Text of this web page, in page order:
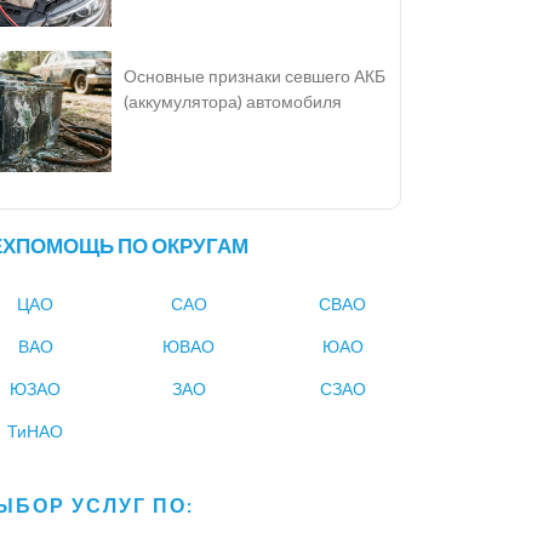
Основные признаки севшего АКБ
(аккумулятора) автомобиля
ПО ОКРУГАМ
ЦАО САО СВАО
ВАО ЮВАО ЮАО
ЮЗАО ЗАО СЗАО
ТиНАО
УСЛУГ ПО: